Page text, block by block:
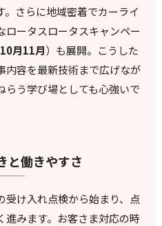
さらに地域密着でカーライ
ロータスロータスキャンペー
月11月）も展開。こうした
内容を最新技術まで広げなが
らう学び場としても心強いで
と働きやすさ
受け入れ点検から始まり、点
進みます。お客さま対応の時